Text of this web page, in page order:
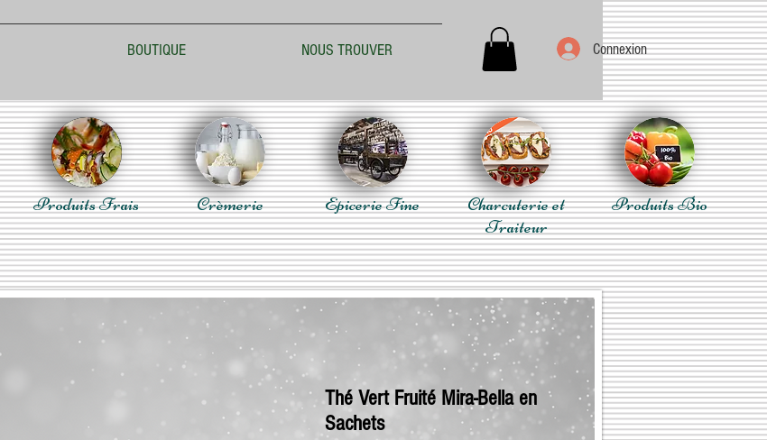
BOUTIQUE NOUS TROUVER Connexion
Produits Frais Crèmerie Epicerie Fine
Charcuterie et
Traiteur
Produits Bio
Thé Vert Fruité Mira-Bella en
Sachets